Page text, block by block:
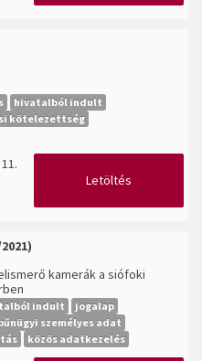
hivatalból indult
kötelezettség
Letöltés
)
kamerák a siófoki
indult
jogalap
személyes adat
közös adatkezelés